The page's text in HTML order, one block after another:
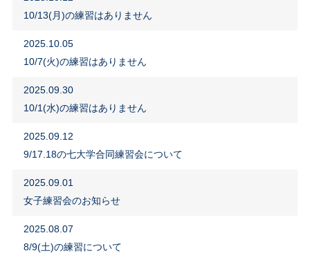
10/13(月)の練習はありません
2025.10.05
10/7(火)の練習はありません
2025.09.30
10/1(水)の練習はありません
2025.09.12
9/17.18の七大学合同練習会について
2025.09.01
女子練習会のお知らせ
2025.08.07
8/9(土)の練習について